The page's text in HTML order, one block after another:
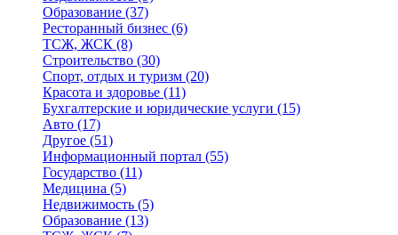
Образование (37)
Ресторанный бизнес (6)
ТСЖ, ЖСК (8)
Строительство (30)
Спорт, отдых и туризм (20)
Красота и здоровье (11)
Бухгалтерские и юридические услуги (15)
Авто (17)
Другое (51)
Информационный портал (55)
Государство (11)
Медицина (5)
Недвижимость (5)
Образование (13)